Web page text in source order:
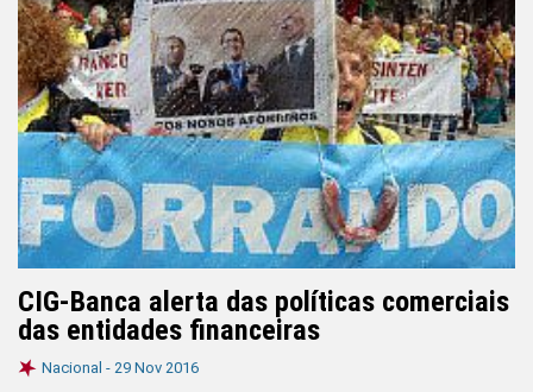
CIG-Banca alerta das políticas comerciais
das entidades financeiras
Nacional - 29 Nov 2016